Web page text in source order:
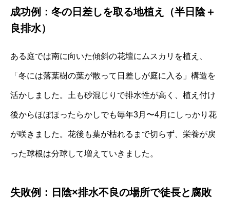
成功例：冬の日差しを取る地植え（半日陰＋
良排水）
ある庭では南に向いた傾斜の花壇にムスカリを植え、
「冬には落葉樹の葉が散って日差しが庭に入る」構造を
活かしました。土も砂混じりで排水性が高く、植え付け
後からほぼほったらかしでも毎年3月〜4月にしっかり花
が咲きました。花後も葉が枯れるまで切らず、栄養が戻
った球根は分球して増えていきました。
失敗例：日陰×排水不良の場所で徒長と腐敗